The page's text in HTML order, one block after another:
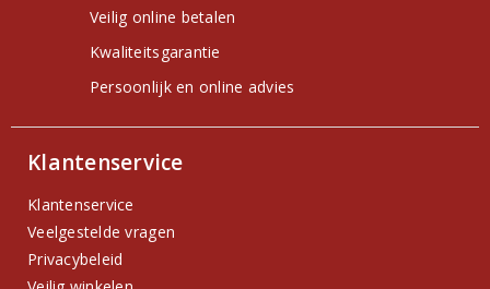
Veilig online betalen
Kwaliteitsgarantie
Persoonlijk en online advies
Klantenservice
Klantenservice
Veelgestelde vragen
Privacybeleid